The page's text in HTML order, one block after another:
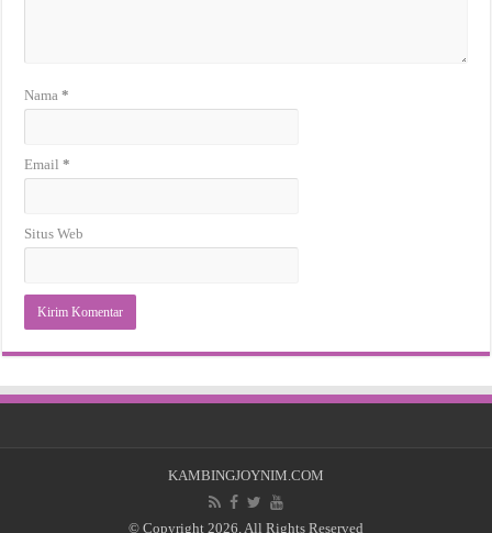
Nama*
Email*
Situs Web
KAMBINGJOYNIM.COM
© Copyright 2026, All Rights Reserved